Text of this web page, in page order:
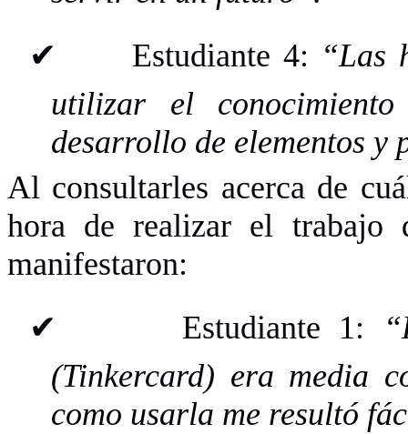
✔ Estudiante 4: “Las
utilizar el
desarrollo de elementos y
Al consultarles acerca de
hora de realizar el trabajo
manifestaron:
✔ Estudiante 1:
(Tinkercard) era media
como usarla me resultó